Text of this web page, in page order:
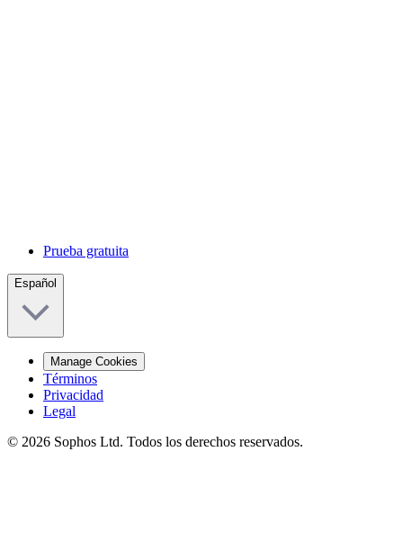
Prueba gratuita
Español
Manage Cookies
Términos
Privacidad
Legal
© 2026 Sophos Ltd. Todos los derechos reservados.